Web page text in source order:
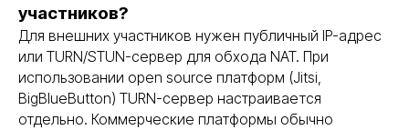
участников?
Для внешних участников нужен публичный IP-адрес
или TURN/STUN-сервер для обхода NAT. При
использовании open source платформ (Jitsi,
BigBlueButton) TURN-сервер настраивается
отдельно. Коммерческие платформы обычно